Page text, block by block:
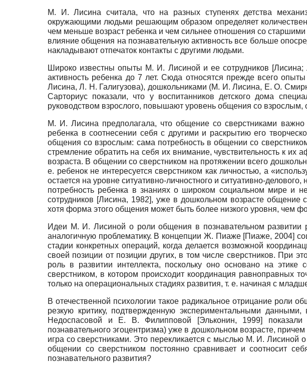
М. И. Лисина считала, что на разных ступенях детства
окружающими людьми решающим образом определяет
чем меньше возраст ребенка и чем сильнее отношения со
влияние общения на познавательную активность все больше
накладывают отпечаток контакты с другими людьми.
Широко известны опыты М. И. Лисиной и ее сотрудников [Лисина;
активность ребенка до 7 лет. Сюда относятся прежде всего
Лисина, Л. Н. Галигузова), дошкольниками (М. И. Лисина, Е. О.
Сарториус показали, что у воспитанников детского дома
руководством взрослого, повышают уровень общения со взрослым,
М. И. Лисина предполагала, что общение со сверстниками
ребенка в соотнесении себя с другими и раскрытию его
общения со взрослым: сама потребность в общении со
стремление обратить на себя их внимание, чувствительность к
возраста. В общении со сверстником на протяжении всего
е. ребенок не интересуется сверстником как личностью, а
остается на уровне ситуативно-личностного и ситуативно-
потребность ребенка в знаниях о широком социальном мире и
сотрудников [Лисина, 1982], уже в дошкольном возрасте общение
хотя форма этого общения может быть более низкого уровня, чем
Идеи М. И. Лисиной о роли общения в познавательном развитии
аналогичную проблематику. В концепции Ж. Пиаже [Пиаже, 2004]
стадии конкретных операций, когда делается возможной
своей позиции от позиции других, в том числе сверстников. При
роль в развитии интеллекта, поскольку оно основано на
сверстником, в котором происходит координация равноправных
только на операциональных стадиях развития, т. е. начиная с
В отечественной психологии такое радикальное отрицание роли
резкую критику, подтвержденную экспериментальными
Недоспасовой и Е. В. Филипповой
[Эльконин, 1999]
показали
познавательного эгоцентризма) уже в дошкольном возрасте,
игра со сверстниками. Это перекликается с мыслью М. И. Лисиной
общении со сверстником постоянно сравнивает и соотносит
познавательного развития?